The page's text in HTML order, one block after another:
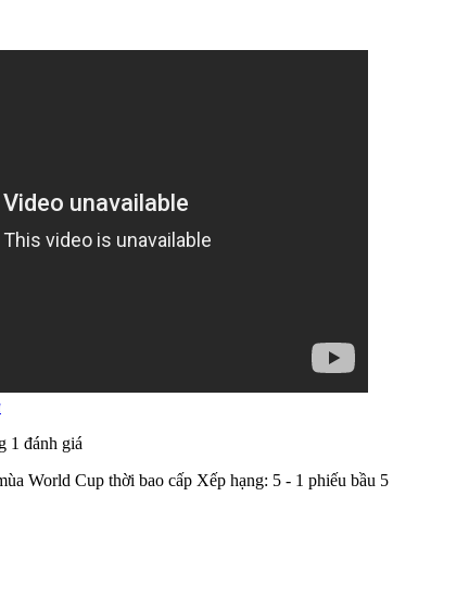
1 đánh giá
World Cup thời bao cấp Xếp hạng: 5 - 1 phiếu bầu 5